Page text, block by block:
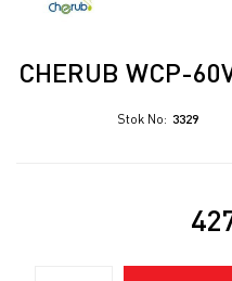
CHERUB WCP-
Stok No 3329